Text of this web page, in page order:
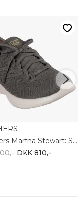
Skechers Martha Stewart: Slip-ins 158911 OLV
DKK 810,-